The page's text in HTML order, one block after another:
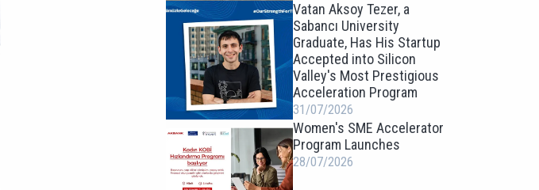
Vatan Aksoy Tezer, a
Sabancı University
Graduate, Has His Startup
Accepted into Silicon
Valley's Most Prestigious
Acceleration Program
31/07/2026
Women's SME Accelerator
Program Launches
28/07/2026